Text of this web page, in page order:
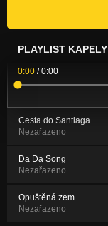
PLAYLIST KAPELY
0:00 /0:00
Cesta do Santiaga
Nezařazeno
Da Da Song
Nezařazeno
Opuštěná zem
Nezařazeno